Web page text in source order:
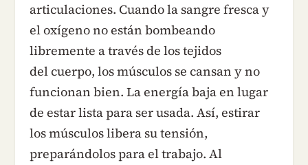
articulaciones. Cuando la sangre fresca y
el oxígeno no están bombeando
libremente a través de los tejidos
del cuerpo, los músculos se cansan y no
funcionan bien. La energía baja en lugar
de estar lista para ser usada. Así, estirar
los músculos libera su tensión,
preparándolos para el trabajo. Al